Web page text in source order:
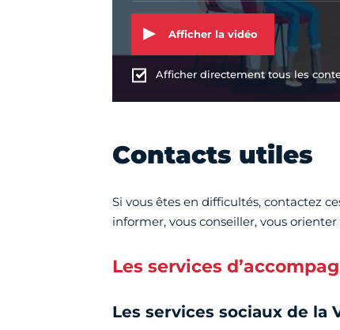
Afficher la vidéo
Afficher directement tous les
Contacts utiles
Si vous êtes en difficultés, contactez
informer, vous conseiller, vous
Les services
Les services sociaux de la